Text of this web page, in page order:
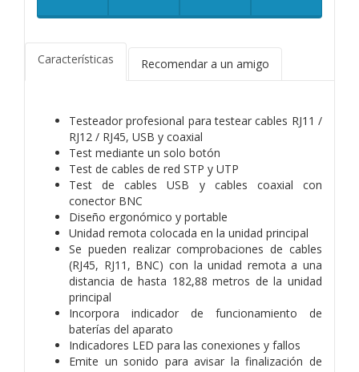
Características Recomendar a un amigo
Testeador profesional para testear cables RJ11 /
RJ12 / RJ45, USB y coaxial
Test mediante un solo botón
Test de cables de red STP y UTP
Test de cables USB y cables coaxial con
conector BNC
Diseño ergonómico y portable
Unidad remota colocada en la unidad principal
Se pueden realizar comprobaciones de cables
(RJ45, RJ11, BNC) con la unidad remota a una
distancia de hasta 182,88 metros de la unidad
principal
Incorpora indicador de funcionamiento de
baterías del aparato
Indicadores LED para las conexiones y fallos
Emite un sonido para avisar la finalización de